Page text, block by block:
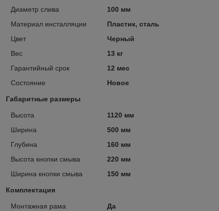
Диаметр слива
100 мм
Материал инсталляции
Пластик, сталь
Цвет
Черный
Вес
13 кг
Гарантийный срок
12 мес
Состояние
Новое
Габаритные размеры
Высота
1120 мм
Ширина
500 мм
Глубина
160 мм
Высота кнопки смыва
220 мм
Ширина кнопки смыва
150 мм
Комплектация
Монтажная рама
Да